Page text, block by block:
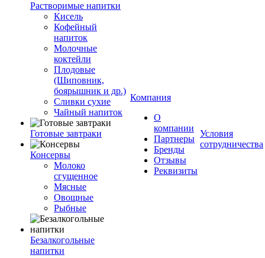
Растворимые напитки
Кисель
Кофейный
напиток
Молочные
коктейли
Плодовые
(Шиповник,
боярышник и др.)
Сливки сухие
Чайный напиток
Готовые завтраки
Консервы
Молоко
сгущенное
Мясные
Овощные
Рыбные
Безалкогольные
напитки
Компания
О
компании
Партнеры
Бренды
Отзывы
Реквизиты
Условия
сотрудничества